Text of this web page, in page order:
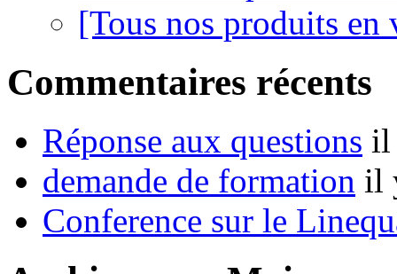
[Tous nos produits en
Commentaires récents
Réponse aux questions il
demande de formation il
Conference sur le